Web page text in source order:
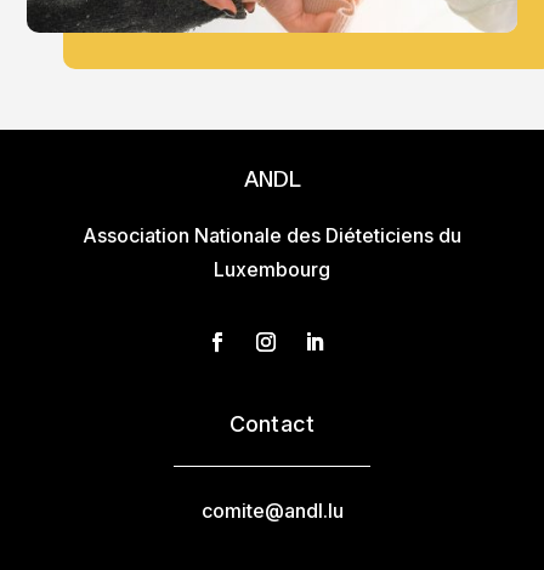
ANDL
Association Nationale des Diéteticiens du
Luxembourg
Contact
comite@andl.lu